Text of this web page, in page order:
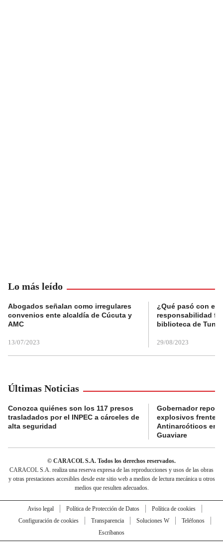
Lo más leído
Abogados señalan como irregulares
convenios ente alcaldía de Cúcuta y
AMC
13/07/2023
¿Qué pasó con el
responsabilidad
biblioteca de
29/08/2023
Últimas Noticias
Conozca quiénes son los 117 presos
trasladados por el INPEC a cárceles de
alta seguridad
Gobernador
explosivos frente a
Antinarcóticos en
Guaviare
© CARACOL S.A. Todos los derechos reservados.
CARACOL S.A. realiza una reserva expresa de las reproducciones y usos de las obras
y otras prestaciones accesibles desde este sitio web a medios de lectura mecánica u otros
medios que resulten adecuados.
Aviso legal Política de Protección de Datos
Política de cookies
Configuración de cookies
Transparencia Soluciones W
Teléfonos
Escríbanos